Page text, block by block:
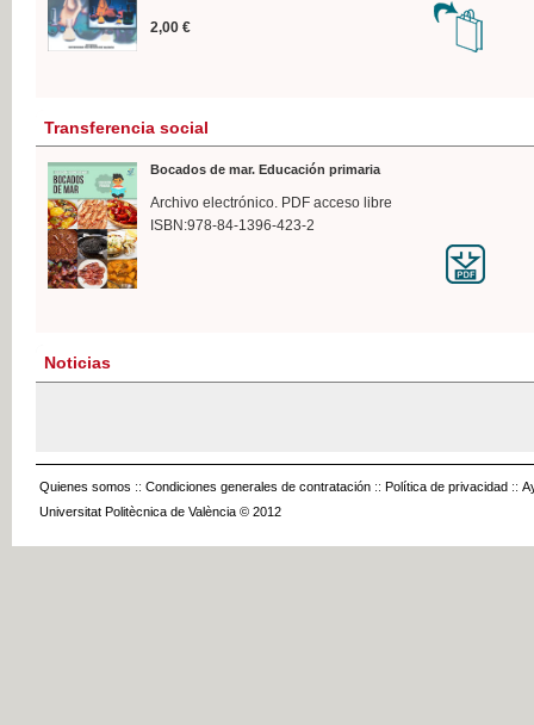
2,00 €
Transferencia social
Bocados de mar. Educación primaria
Archivo electrónico. PDF acceso libre
ISBN:978-84-1396-423-2
Noticias
Quienes somos :: Condiciones generales de contratación :: Política de privacidad ::
Universitat Politècnica de València © 2012